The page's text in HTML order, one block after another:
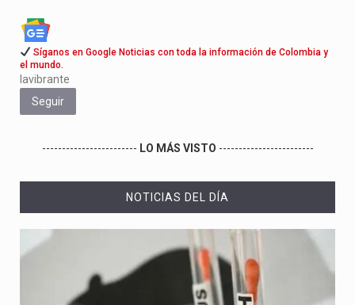
Síganos en Google Noticias con toda la información de Colombia y
el mundo.
lavibrante
Seguir
------------------------ LO MÁS VISTO ------------------------
NOTICIAS DEL DÍA